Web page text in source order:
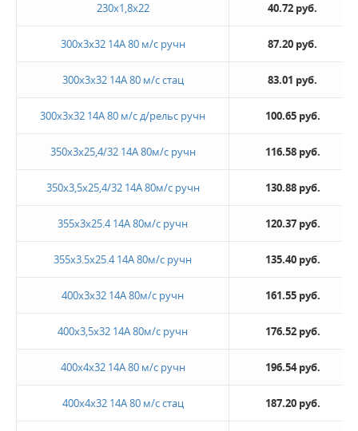
230х1,8х22 40.72 руб.
300х3х32 14А 80 м/с ручн 87.20 руб.
300х3х32 14А 80 м/с стац 83.01 руб.
300х3х32 14А 80 м/с д/рельс ручн 100.65 руб.
350х3х25,4/32 14А 80м/с ручн 116.58 руб.
350х3,5х25,4/32 14А 80м/с ручн 130.88 руб.
355х3х25.4 14А 80м/с ручн 120.37 руб.
355х3.5х25.4 14А 80м/с ручн 135.40 руб.
400х3х32 14А 80м/с ручн 161.55 руб.
400х3,5х32 14А 80м/с ручн 176.52 руб.
400х4х32 14А 80 м/с ручн 196.54 руб.
400х4х32 14А 80 м/с стац 187.20 руб.